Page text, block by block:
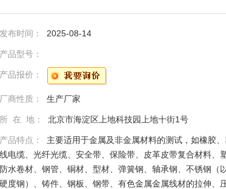
发布时间： 2025-08-14
产品型号：
产品报价：
厂商性质： 生产厂家
所 在 地： 北京市海淀区上地科技园上地十街1号
产品特点： 主要适用于金属及非金属材料的测试，如橡胶
线电缆、光纤光缆、安全带、保险带、皮革皮带复合材料、
防水卷材、钢管、铜材、型材、弹簧钢、轴承钢、不锈钢（
硬度钢）、铸件、钢板、钢带、有色金属金属线材的拉伸、